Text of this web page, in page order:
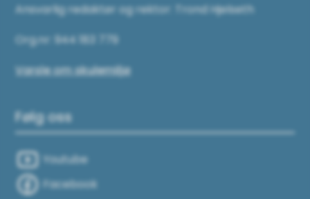
Ansvarlig redaktør og rektor: Trond Hjelseth
Org.nr: 944 183 779
Varsle om skulemiljø
Følg oss
Youtube
Facebook